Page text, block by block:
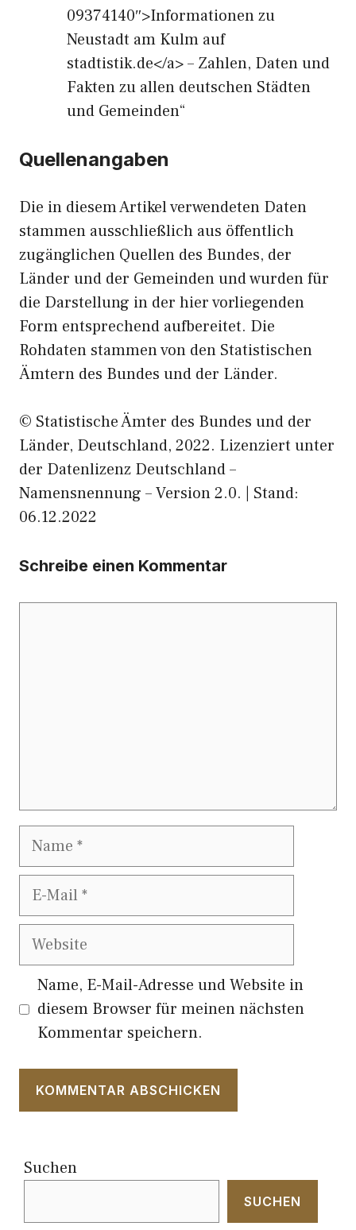
09374140″>Informationen zu
Neustadt am Kulm auf
stadtistik.de</a> – Zahlen, Daten und
Fakten zu allen deutschen Städten
und Gemeinden“
Quellenangaben
Die in diesem Artikel verwendeten Daten
stammen ausschließlich aus öffentlich
zugänglichen Quellen des Bundes, der
Länder und der Gemeinden und wurden für
die Darstellung in der hier vorliegenden
Form entsprechend aufbereitet. Die
Rohdaten stammen von den Statistischen
Ämtern des Bundes und der Länder.
© Statistische Ämter des Bundes und der
Länder, Deutschland, 2022. Lizenziert unter
der Datenlizenz Deutschland –
Namensnennung – Version 2.0. | Stand:
06.12.2022
Schreibe einen Kommentar
Name
E-
Website
Name, E-Mail-Adresse und Website in
diesem Browser für meinen nächsten
Kommentar speichern.
Suchen
SUCHEN